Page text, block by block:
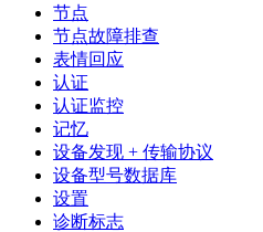
节点
节点故障排查
表情回应
认证
认证监控
记忆
设备发现 + 传输协议
设备型号数据库
设置
诊断标志